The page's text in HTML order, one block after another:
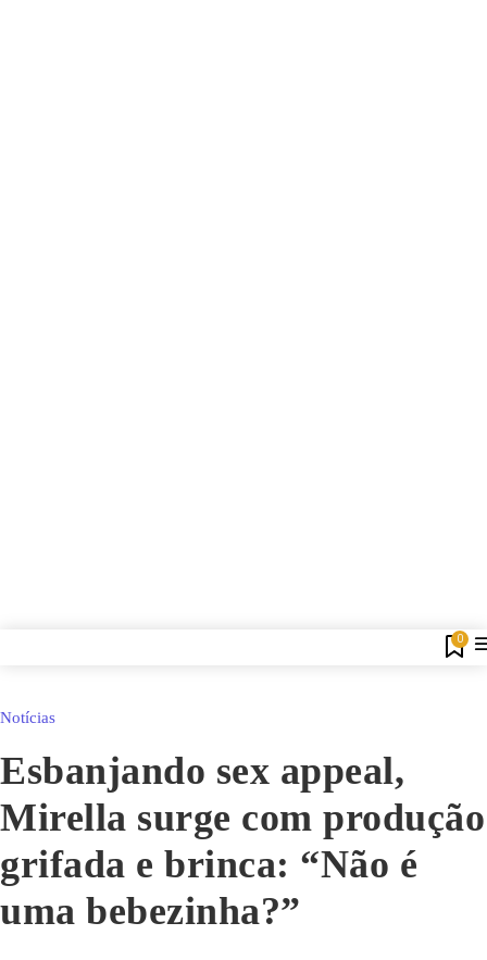
0
Notícias
Esbanjando sex appeal,
Mirella surge com produção
grifada e brinca: “Não é
uma bebezinha?”